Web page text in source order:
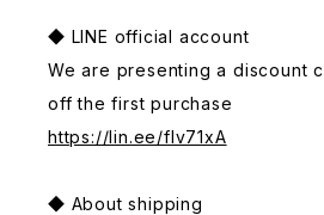
◆ LINE official account
We are presenting a discount
off the first purchase
https://lin.ee/fIv71xA
◆ About shipping